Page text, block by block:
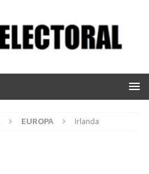
EUROPA Irlanda